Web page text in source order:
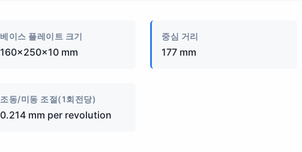
베이스 플레이트 크기
160×250×10 mm
중심 거리
177 mm
조동/미동 조절(1회전당)
0.214 mm per revolution